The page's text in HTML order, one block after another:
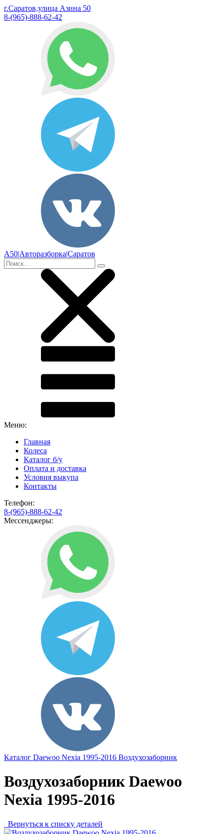
г.Саратов,улица Азина 50
8-(965)-888-62-42
А50|Авторазборка|Саратов
Меню:
Главная
Колеса
Каталог б/у
Оплата и доставка
Условия выкупа
Контакты
Телефон:
8-(965)-888-62-42
Мессенджеры:
Каталог Daewoo Nexia 1995-2016 Воздухозаборник
Воздухозаборник Daewoo
Nexia 1995-2016
Вернуться к списку деталей